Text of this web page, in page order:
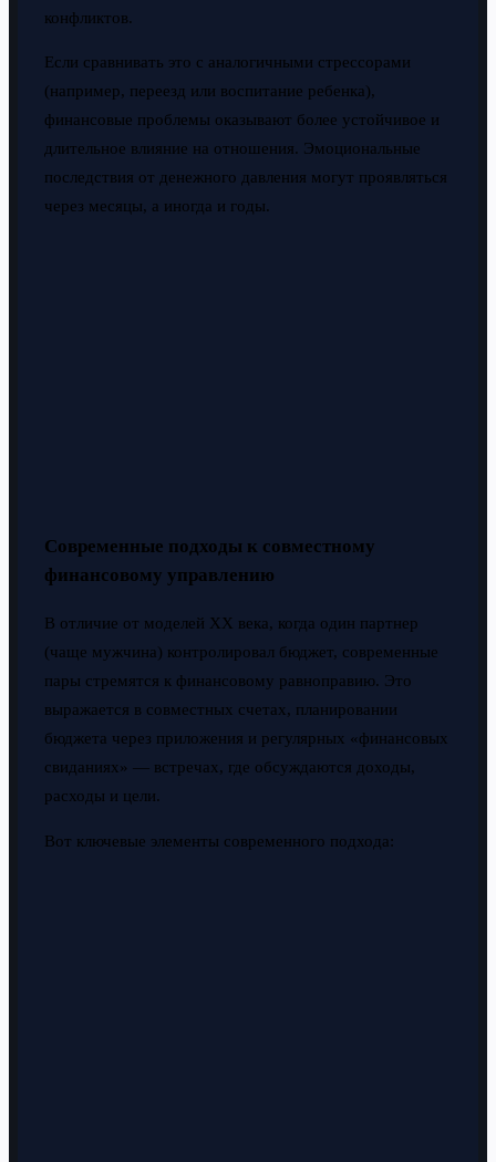
конфликтов.
Если сравнивать это с аналогичными стрессорами
(например, переезд или воспитание ребенка),
финансовые проблемы оказывают более устойчивое и
длительное влияние на отношения. Эмоциональные
последствия от денежного давления могут проявляться
через месяцы, а иногда и годы.
Современные подходы к совместному
финансовому управлению
В отличие от моделей XX века, когда один партнер
(чаще мужчина) контролировал бюджет, современные
пары стремятся к финансовому равноправию. Это
выражается в совместных счетах, планировании
бюджета через приложения и регулярных «финансовых
свиданиях» — встречах, где обсуждаются доходы,
расходы и цели.
Вот ключевые элементы современного подхода: